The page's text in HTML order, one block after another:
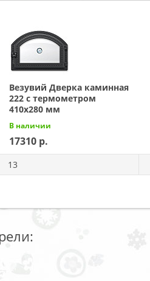
Везувий Дверка каминная
222 с термометром
410x280 мм
В наличии
17310
13